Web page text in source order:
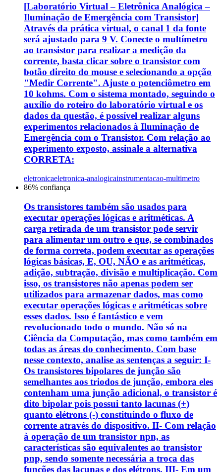
[Laboratório Virtual – Eletrônica Analógica –
Iluminação de Emergência com Transistor]
Através da prática virtual, o canal 1 da fonte
será ajustado para 9 V. Conecte o multímetro
ao transistor para realizar a medição da
corrente, basta clicar sobre o transistor com
botão direito do mouse e selecionando a opção
"Medir Corrente". Ajuste o potenciômetro em
10 kohms. Com o sistema montado, seguindo o
auxílio do roteiro do laboratório virtual e os
dados da questão, é possível realizar alguns
experimentos relacionados à Iluminação de
Emergência com o Transistor. Com relação ao
experimento exposto, assinale a alternativa
CORRETA:
eletronicaeletronica-analogicainstrumentacao-multimetro
86% confiança
Os transistores também são usados para
executar operações lógicas e aritméticas. A
carga retirada de um transistor pode servir
para alimentar um outro e que, se combinados
de forma correta, podem executar as operações
lógicas básicas, E, OU, NÃO e as aritméticas,
adição, subtração, divisão e multiplicação. Com
isso, os transistores não apenas podem ser
utilizados para armazenar dados, mas como
executar operações lógicas e aritméticas sobre
esses dados. Isso é fantástico e vem
revolucionado todo o mundo. Não só na
Ciência da Computação, mas como também em
todas as áreas do conhecimento. Com base
nesse contexto, analise as sentenças a seguir: I-
Os transistores bipolares de junção são
semelhantes aos triodos de junção, embora eles
contenham uma junção adicional, o transistor é
dito bipolar pois possui tanto lacunas (+)
quanto elétrons (-) constituindo o fluxo de
corrente através do dispositivo. II- Com relação
à operação de um transistor npn, as
características são equivalentes ao transistor
pnp, sendo somente necessária a troca das
funções das lacunas e dos elétrons. III- Em um